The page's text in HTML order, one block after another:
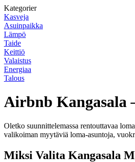
Kategorier
Kasveja
Asuinpaikka
Lämpö
Taide
Keittiö
Valaistus
Energiaa
Talous
Airbnb Kangasala
Oletko suunnittelemassa rentouttavaa
valikoiman myytäviä loma-asuntoja,
Miksi Valita Kangasala